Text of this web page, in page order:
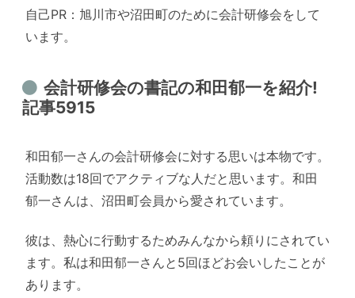
自己PR：旭川市や沼田町のために会計研修会をして
います。
会計研修会の書記の和田郁一を紹介!
記事5915
和田郁一さんの会計研修会に対する思いは本物です。
活動数は18回でアクティブな人だと思います。和田
郁一さんは、沼田町会員から愛されています。
彼は、熱心に行動するためみんなから頼りにされてい
ます。私は和田郁一さんと5回ほどお会いしたことが
あります。